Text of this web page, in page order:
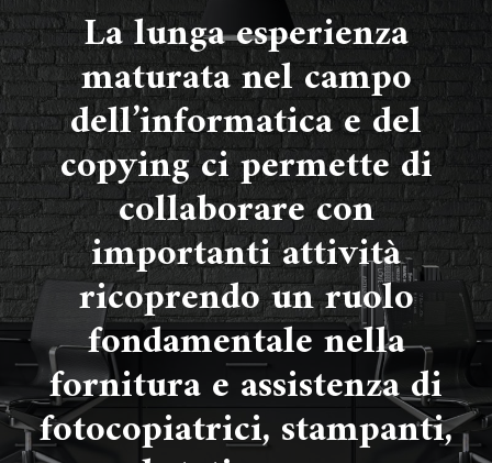
La lunga esperienza
maturata nel campo
dell’informatica e del
copying ci permette di
collaborare con
importanti attività
ricoprendo un ruolo
fondamentale nella
fornitura e assistenza di
fotocopiatrici, stampanti,